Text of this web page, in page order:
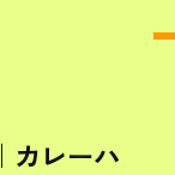
カレーハ